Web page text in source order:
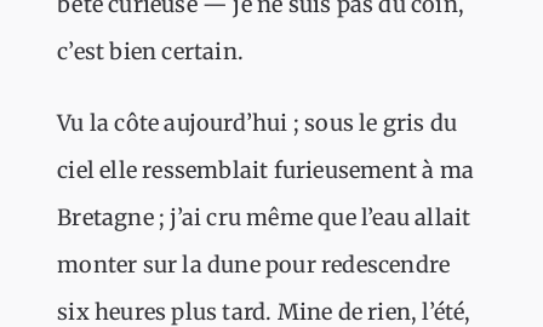
c’est bien certain.
Vu la côte aujourd’hui ; sous le gris du
ciel elle ressemblait furieusement à ma
Bretagne ; j’ai cru même que l’eau allait
monter sur la dune pour redescendre
six heures plus tard. Mine de rien, l’été,